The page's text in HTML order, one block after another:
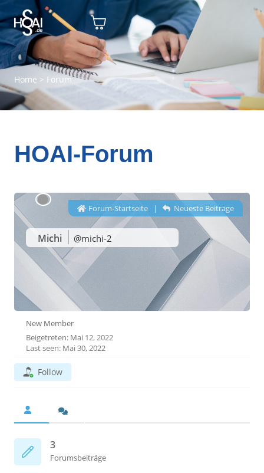
Home > Forum
HOAI-Forum
Michi @michi-2
Forum-Startseite| Neueste Beiträge
New Member
Beigetreten: Mai 12, 2022
Last seen: Mai 30, 2022
Follow
3
Forumsbeiträge